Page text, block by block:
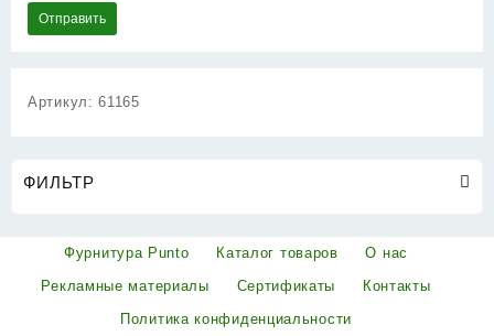
Артикул:61165
ФИЛЬТР
Фурнитура Punto Каталог товаров
О нас
Рекламные материалы
Сертификаты
Контакты
Политика конфиденциальности